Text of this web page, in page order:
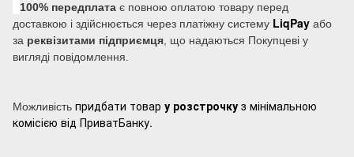
100% передплата є повною оплатою товару перед
доставкою і здійснюється через платіжну систему LiqPay або
за реквізитами підприємця , що надаються Покупцеві у
вигляді повідомлення.
Можливість придбати товар у розстрочку з мінімальною
комісією від ПриватБанку.